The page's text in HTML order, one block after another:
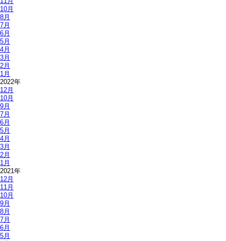
10月
8月
7月
6月
5月
4月
3月
2月
1月
2022年
12月
10月
9月
7月
6月
5月
4月
3月
2月
1月
2021年
12月
11月
10月
9月
8月
7月
6月
5月